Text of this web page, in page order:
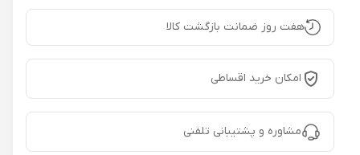
هفت روز ضمانت بازگشت کالا
امکان خرید اقساطی
مشاوره و پشتیبانی تلفنی